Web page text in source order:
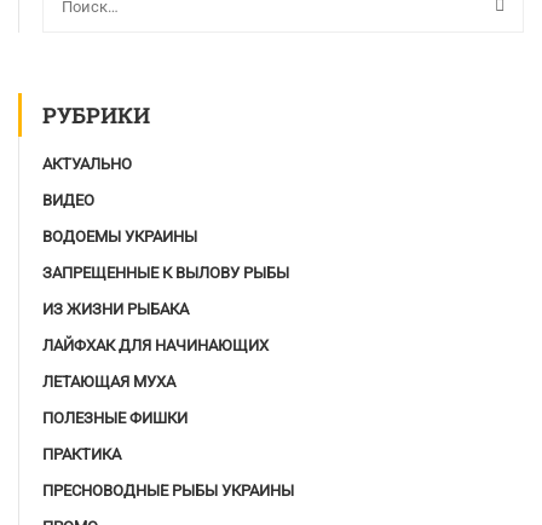
РУБРИКИ
АКТУАЛЬНО
ВИДЕО
ВОДОЕМЫ УКРАИНЫ
ЗАПРЕЩЕННЫЕ К ВЫЛОВУ РЫБЫ
ИЗ ЖИЗНИ РЫБАКА
ЛАЙФХАК ДЛЯ НАЧИНАЮЩИХ
ЛЕТАЮЩАЯ МУХА
ПОЛЕЗНЫЕ ФИШКИ
ПРАКТИКА
ПРЕСНОВОДНЫЕ РЫБЫ УКРАИНЫ